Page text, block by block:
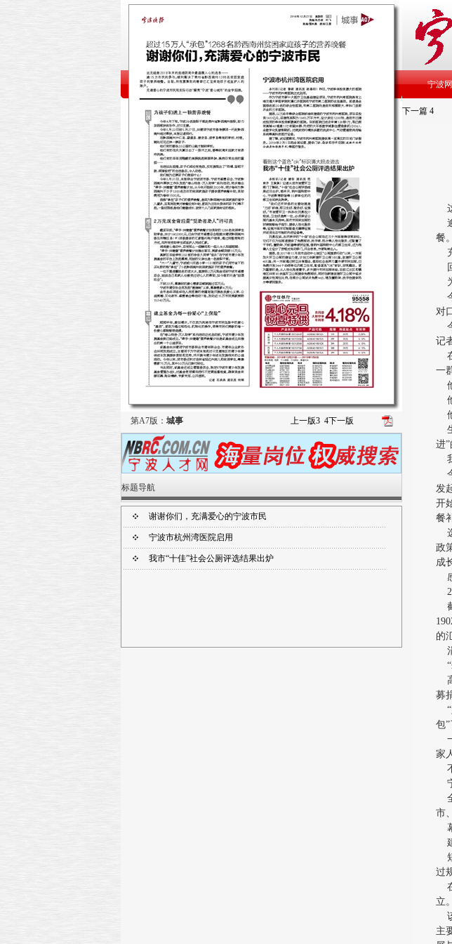
第A7版： 城事 上一版3 4下一版
标题导航
谢谢你们，充满爱心的宁波市民
宁波市杭州湾医院启用
我市“十佳”社会公厕评选结果出炉
宁波
下一篇 4
餐
对
记
一
进
发
开
餐
政
成
2
的
“
募
“
包
家
市
过
立
主